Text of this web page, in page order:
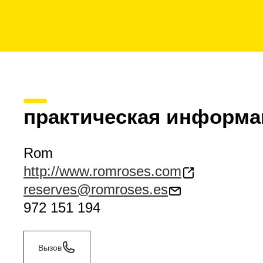
практическая
Rom
http://www.romroses.com
reserves@romroses.es
972 151 194
Вызов